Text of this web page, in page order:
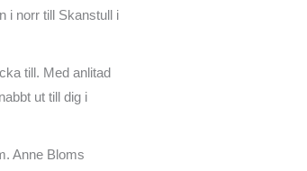
i norr till Skanstull i
till. Med anlitad
ut till dig i
Anne Bloms